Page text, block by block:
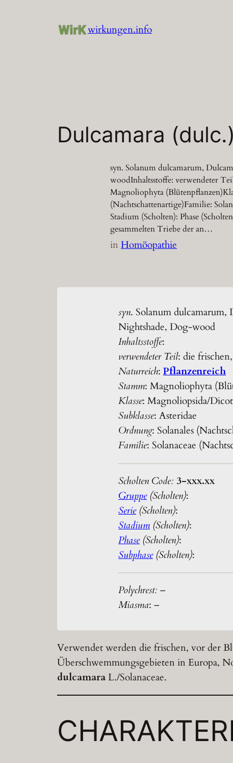
wirkungen.info
Dulcamara (dulc.)
syn. Solanum dulcamarum,
woodInhaltsstoffe: verwendeter
Magnoliophyta
(Nachtschattenartige)Familie:
Stadium (Scholten): Phase
gesammelten Triebe der an…
inHomöopathie
syn. Solanum dulcamarum,
Nightshade, Dog-wood
Inhaltsstoffe:
verwendeter Teil: die
Naturreich: Pflanzenreich
Stamm: Magnoliophyta
Klasse: Magnoliopsida/
Subklasse: Asteridae
Ordnung: Solanales
Familie: Solanaceae
Scholten Code: 3-xxx.xx
Gruppe(Scholten):
Serie(Scholten):
Stadium (Scholten):
Phase(Scholten):
Subphase (Scholten):
Polychrest: –
Miasma: –
Verwendet werden die frischen, vor der
Überschwemmungsgebieten in Europa,
dulcamaraL./Solanaceae.